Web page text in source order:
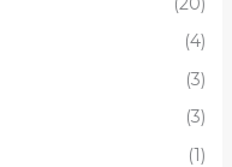
(4)
(3)
(3)
(1)